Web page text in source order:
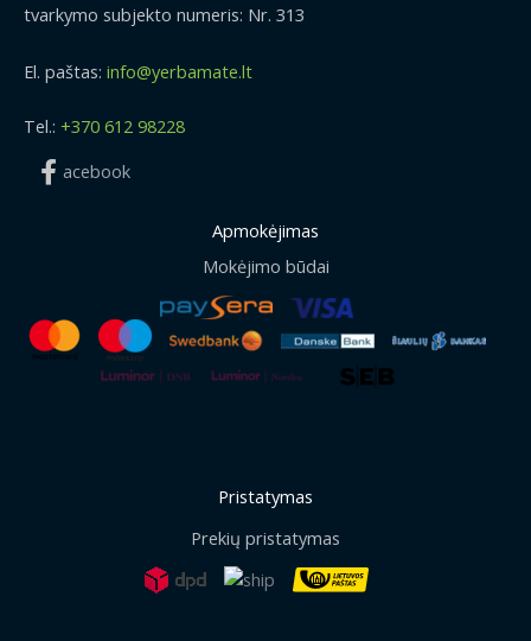
tvarkymo subjekto numeris: Nr. 313
El. paštas: info@yerbamate.lt
Tel.: +370 612 98228
acebook
Apmokėjimas
Mokėjimo būdai
Pristatymas
Prekių pristatymas